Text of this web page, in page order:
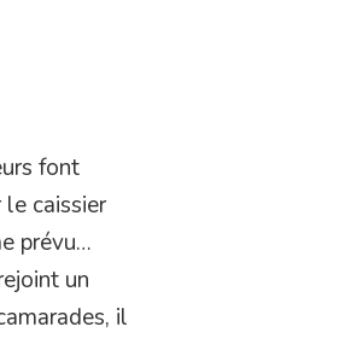
font
caissier
prévu…
un
il